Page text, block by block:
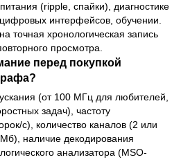
(ripple, спайки), диагностике
интерфейсов, обучении.
точная хронологическая запись
просмотра.
перед покупкой
(от 100 МГц для любителей,
задач), частоту
с), количество каналов (2 или
наличие декодирования
анализатора (MSO-